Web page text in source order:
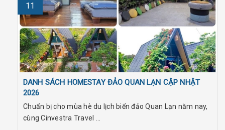
11
DANH SÁCH HOMESTAY ĐẢO QUAN LẠN CẬP NHẬT
2026
Chuẩn bị cho mùa hè du lịch biển đảo Quan Lạn năm nay,
cùng Cinvestra Travel ...